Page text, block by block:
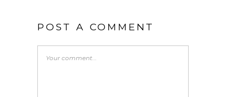
POST A COMMENT